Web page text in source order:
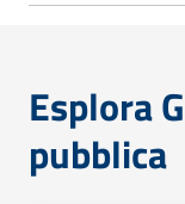
Esplora
pubblica